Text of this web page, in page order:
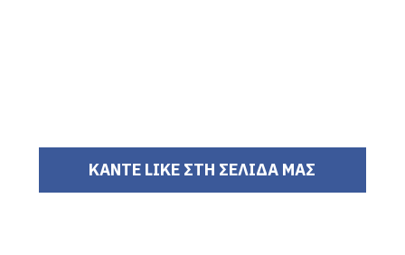
ΚΑΝΤΕ LIKE ΣΤΗ ΣΕΛΙΔΑ ΜΑΣ